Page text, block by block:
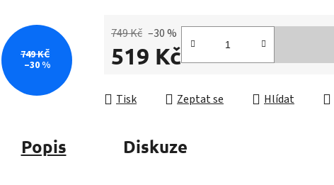
749 Kč –30 %
519 Kč
Tisk Zeptat se Hlídat
749 KČ
–30 %
Popis Diskuze